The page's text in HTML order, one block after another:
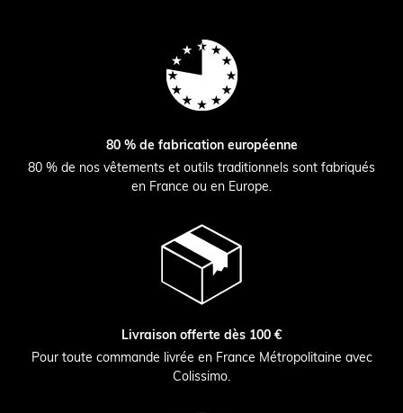
80 % de fabrication européenne
80 % de nos vêtements et outils traditionnels sont fabriqués
en France ou en Europe.
Livraison offerte dès 100 €
Pour toute commande livrée en France Métropolitaine avec
Colissimo.